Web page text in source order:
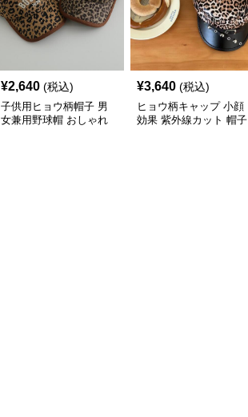
¥2,640 (税込)
子供用ヒョウ柄帽子 男
女兼用野球帽 おしゃれ
¥3,640 (税込)
ヒョウ柄キャップ 小顔
効果 紫外線カット 帽子